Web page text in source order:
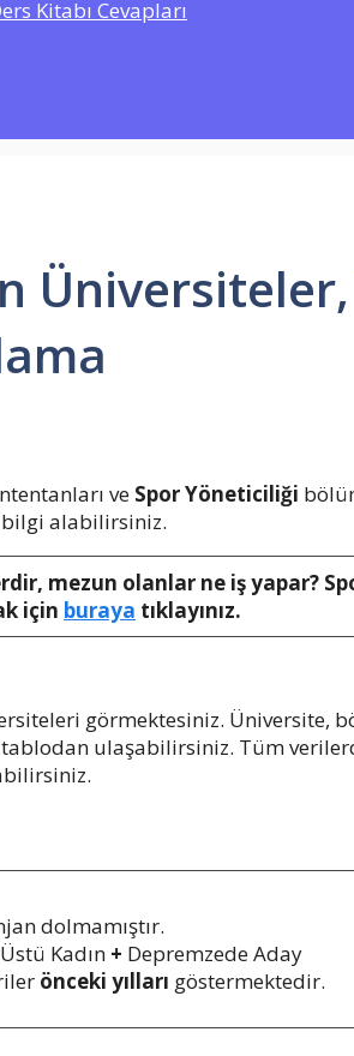
Kitabı Cevapları
ve Spor Yöneticiliği
bilgi alabilirsiniz.
mezun olanlar ne iş yapar?
için buraya tıklayınız.
görmektesiniz. Üniversite,
ulaşabilirsiniz. Tüm
dolmamıştır.
Kadın + Depremzede Aday
önceki yılları göstermektedir.